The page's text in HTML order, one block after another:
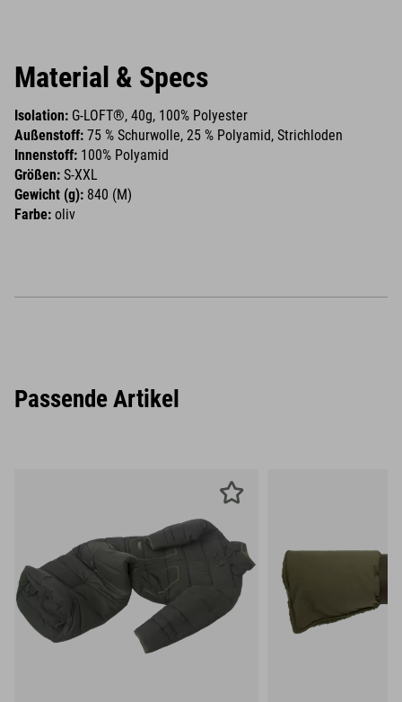
Material & Specs
Isolation: G-LOFT®, 40g, 100% Polyester
Außenstoff: 75 % Schurwolle, 25 % Polyamid, Strichloden
Innenstoff: 100% Polyamid
Größen: S-XXL
Gewicht (g): 840 (M)
Farbe: oliv
Passende Artikel